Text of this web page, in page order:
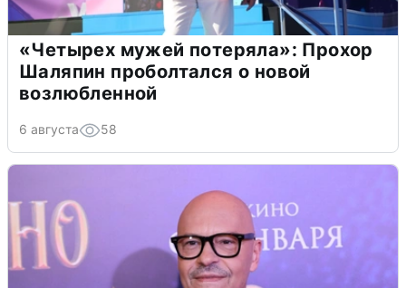
«Четырех мужей потеряла»: Прохор
Шаляпин проболтался о новой
возлюбленной
6 августа 58